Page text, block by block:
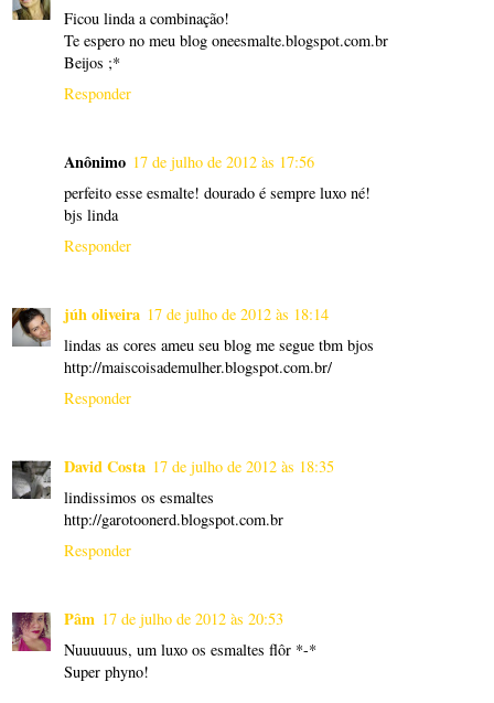
Ficou linda a combinação!
Te espero no meu blog oneesmalte.blogspot.com.br
Beijos ;*
Responder
Anônimo 17 de julho de 2012 às 17:56
perfeito esse esmalte! dourado é sempre luxo né!
bjs linda
Responder
júh oliveira 17 de julho de 2012 às 18:14
lindas as cores ameu seu blog me segue tbm bjos
http://maiscoisademulher.blogspot.com.br/
Responder
David Costa 17 de julho de 2012 às 18:35
lindissimos os esmaltes
http://garotoonerd.blogspot.com.br
Responder
Pâm 17 de julho de 2012 às 20:53
Nuuuuuus, um luxo os esmaltes flôr *-*
Super phyno!